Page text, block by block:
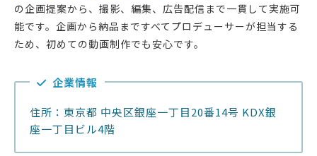
の企画提案から、撮影、編集、広告配信まで一貫して実施可
能です。企画から納品まですべてプロデューサーが担当する
ため、初めての動画制作でも安心です。
企業情報
住所：東京都 中央区銀座一丁目20番14号 KDX銀
座一丁目ビル4階